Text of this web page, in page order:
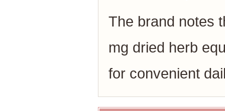
The brand notes
mg dried herb
for convenient